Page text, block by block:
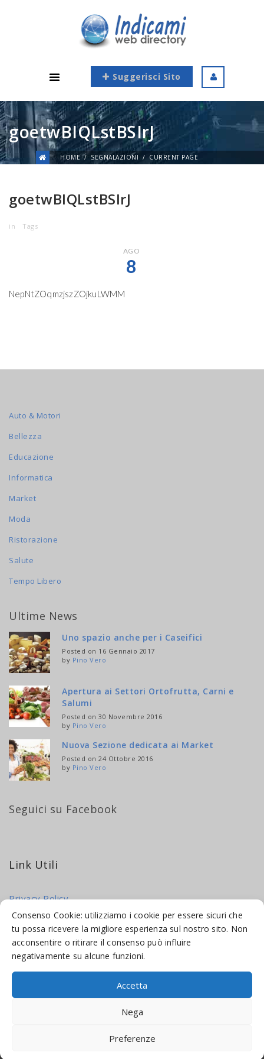
Consenso Cookie: utilizziamo i cookie per essere sicuri che
tu possa ricevere la migliore esperienza sul nostro sito. Non
acconsentire o ritirare il consenso può influire
negativamente su alcune funzioni.
Accetta
Nega
Preferenze
Suggerisci Sito
goetwBIQLstBSIrJ
HOME SEGNALAZIONI CURRENT PAGE
goetwBIQLstBSIrJ
in Tags
AGO
8
NepNtZOqmzjszZOjkuLWMM
Auto & Motori
Bellezza
Educazione
Informatica
Market
Moda
Ristorazione
Salute
Tempo Libero
Ultime News
Uno spazio anche per i Caseifici
Posted on 16 Gennaio 2017
by Pino Vero
Apertura ai Settori Ortofrutta, Carni e
Salumi
Posted on 30 Novembre 2016
by Pino Vero
Nuova Sezione dedicata ai Market
Posted on 24 Ottobre 2016
by Pino Vero
Seguici su Facebook
Link Utili
Privacy Policy
Cookie Policy
MADE WEB SOLUTIONS